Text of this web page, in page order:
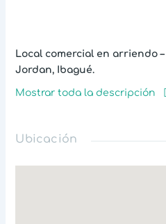
Local comercial en arriendo
Jordan, Ibagué.
Ubicado en una zona
140 m²
rampa, 2 baños y espacio tipo
profesionales.
Mostrar toda la descripción
Ubicación